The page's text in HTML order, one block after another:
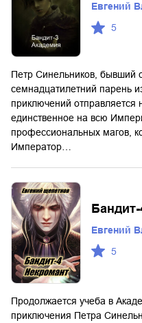
Евгений
5
Петр Синельников, бывший
семнадцатилетний парень
приключений
единственное на всю
профессиональных магов,
Император…
Евгений
5
Продолжается учеба в
приключения Петра